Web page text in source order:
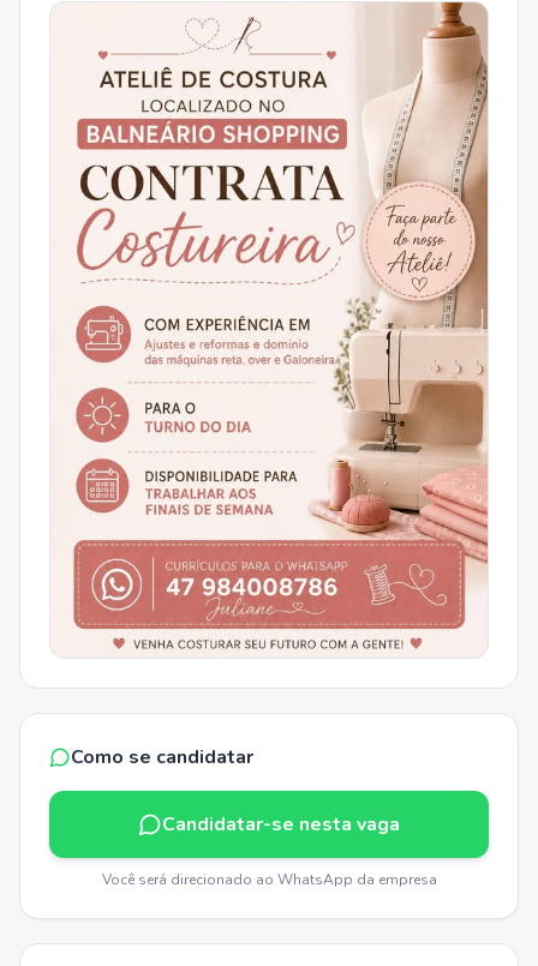
Como se candidatar
Candidatar-se nesta vaga
Você será direcionado ao WhatsApp da empresa